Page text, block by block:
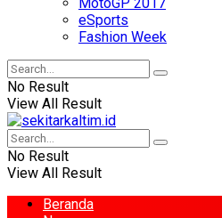
eSports
Fashion Week
No Result
View All Result
No Result
View All Result
Beranda